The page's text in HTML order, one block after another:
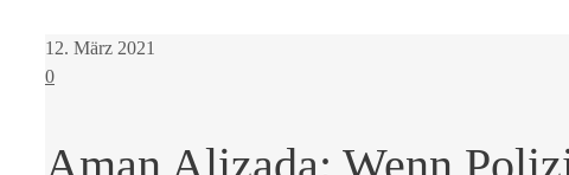
12. März 2021
0